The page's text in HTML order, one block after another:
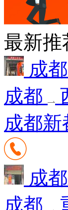
最新推
成
成都
成都
成
成都